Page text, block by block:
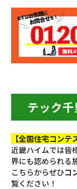
テック
【全国住宅コン
近畿ハイムでは皆
界にも認められる
こちらからぜひコ
覧ください！